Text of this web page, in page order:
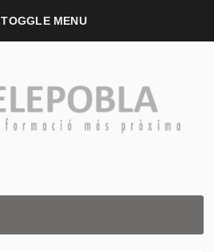
TOGGLE MENU